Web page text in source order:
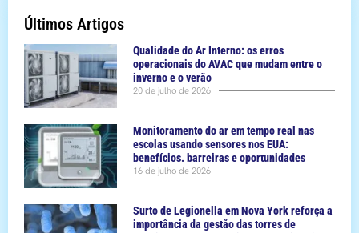
Últimos Artigos
Qualidade do Ar Interno: os erros
operacionais do AVAC que mudam entre o
inverno e o verão
20 de julho de 2026
Monitoramento do ar em tempo real nas
escolas usando sensores nos EUA:
benefícios. barreiras e oportunidades
16 de julho de 2026
Surto de Legionella em Nova York reforça a
importância da gestão das torres de